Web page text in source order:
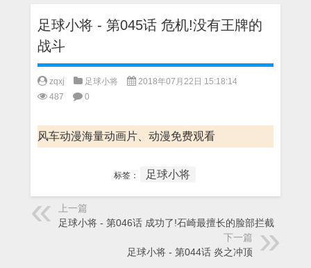
足球小将 - 第045话 危机!没有王牌的
战斗
zqxj 足球小将
2018年07月22日 15:18:14
487
0
风车动漫海量动画片、动漫免费观看
标签： 足球小将
上一篇
足球小将 - 第046话 成功了!石崎最擅长的脸部拦截
下一篇
足球小将 - 第044话 炎之冲顶